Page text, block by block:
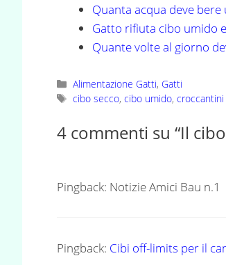
Quanta acqua deve
Gatto rifiuta cibo umido
Quante volte al giorno
Categorie
Alimentazione Gatti, Gatti
Tag
cibo secco,cibo umido,croccantini
4 commenti su “Il
Pingback: Notizie Amici Bau n.1
Pingback: Cibi off-limits per il